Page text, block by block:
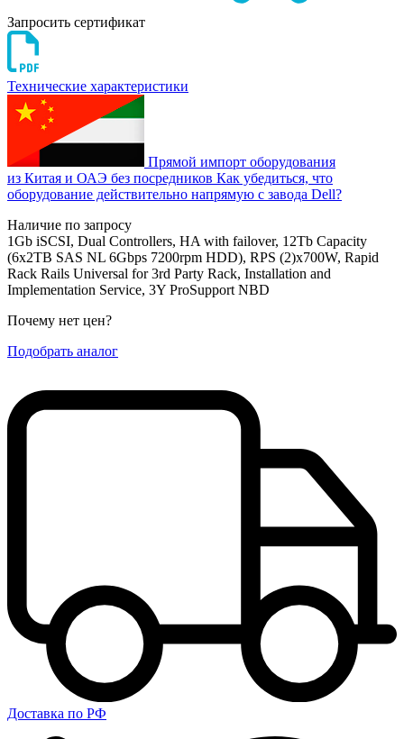
Запросить сертификат
Технические характеристики
Прямой импорт оборудования
из Китая и ОАЭ без посредников Как убедиться, что
оборудование действительно напрямую с завода Dell?
Наличие по запросу
1Gb iSCSI, Dual Controllers, HA with failover, 12Tb Capacity
(6x2TB SAS NL 6Gbps 7200rpm HDD), RPS (2)x700W, Rapid
Rack Rails Universal for 3rd Party Rack, Installation and
Implementation Service, 3Y ProSupport NBD
Почему нет цен?
Подобрать аналог
Доставка по РФ